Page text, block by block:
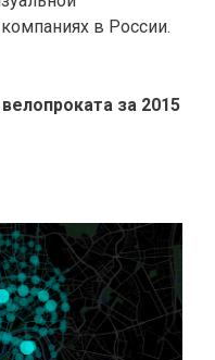
в России.
за 2015